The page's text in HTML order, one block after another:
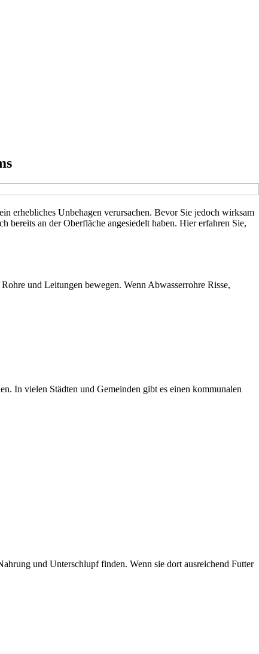
erhebliches Unbehagen verursachen. Bevor Sie jedoch wirksam
bereits an der Oberfläche angesiedelt haben. Hier erfahren Sie,
und Leitungen bewegen. Wenn Abwasserrohre Risse,
In vielen Städten und Gemeinden gibt es einen kommunalen
und Unterschlupf finden. Wenn sie dort ausreichend Futter